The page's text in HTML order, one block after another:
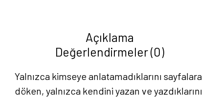
Açıklama
Değerlendirmeler (0)
Yalnızca kimseye anlatamadıklarını sayfalara
döken, yalnızca kendini yazan ve yazdıklarını